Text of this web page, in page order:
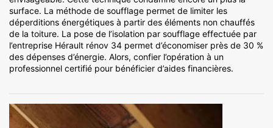
surface. La méthode de soufflage permet de limiter les
déperditions énergétiques à partir des éléments non chauffés
de la toiture. La pose de l’isolation par soufflage effectuée par
l’entreprise Hérault rénov 34 permet d’économiser près de 30 %
des dépenses d’énergie. Alors, confier l’opération à un
professionnel certifié pour bénéficier d’aides financières.